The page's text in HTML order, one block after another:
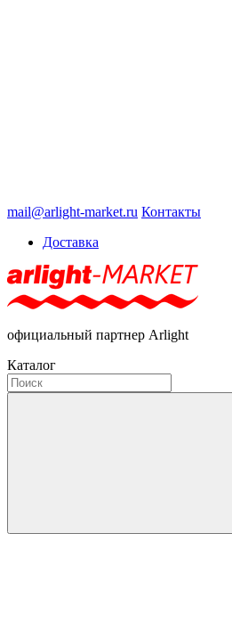
mail@arlight-market.ru Контакты
Доставка
официальный партнер Arlight
Каталог